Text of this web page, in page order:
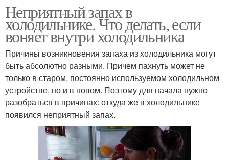
Неприятный запах в
холодильнике. Что делать, если
воняет внутри холодильника
Причины возникновения запаха из холодильника могут
быть абсолютно разными. Причем пахнуть может не
только в старом, постоянно используемом холодильном
устройстве, но и в новом. Поэтому для начала нужно
разобраться в причинах: откуда же в холодильнике
появился неприятный запах.